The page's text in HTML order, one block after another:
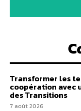
Transformer les
coopération avec
des Transitions
7 août 2026